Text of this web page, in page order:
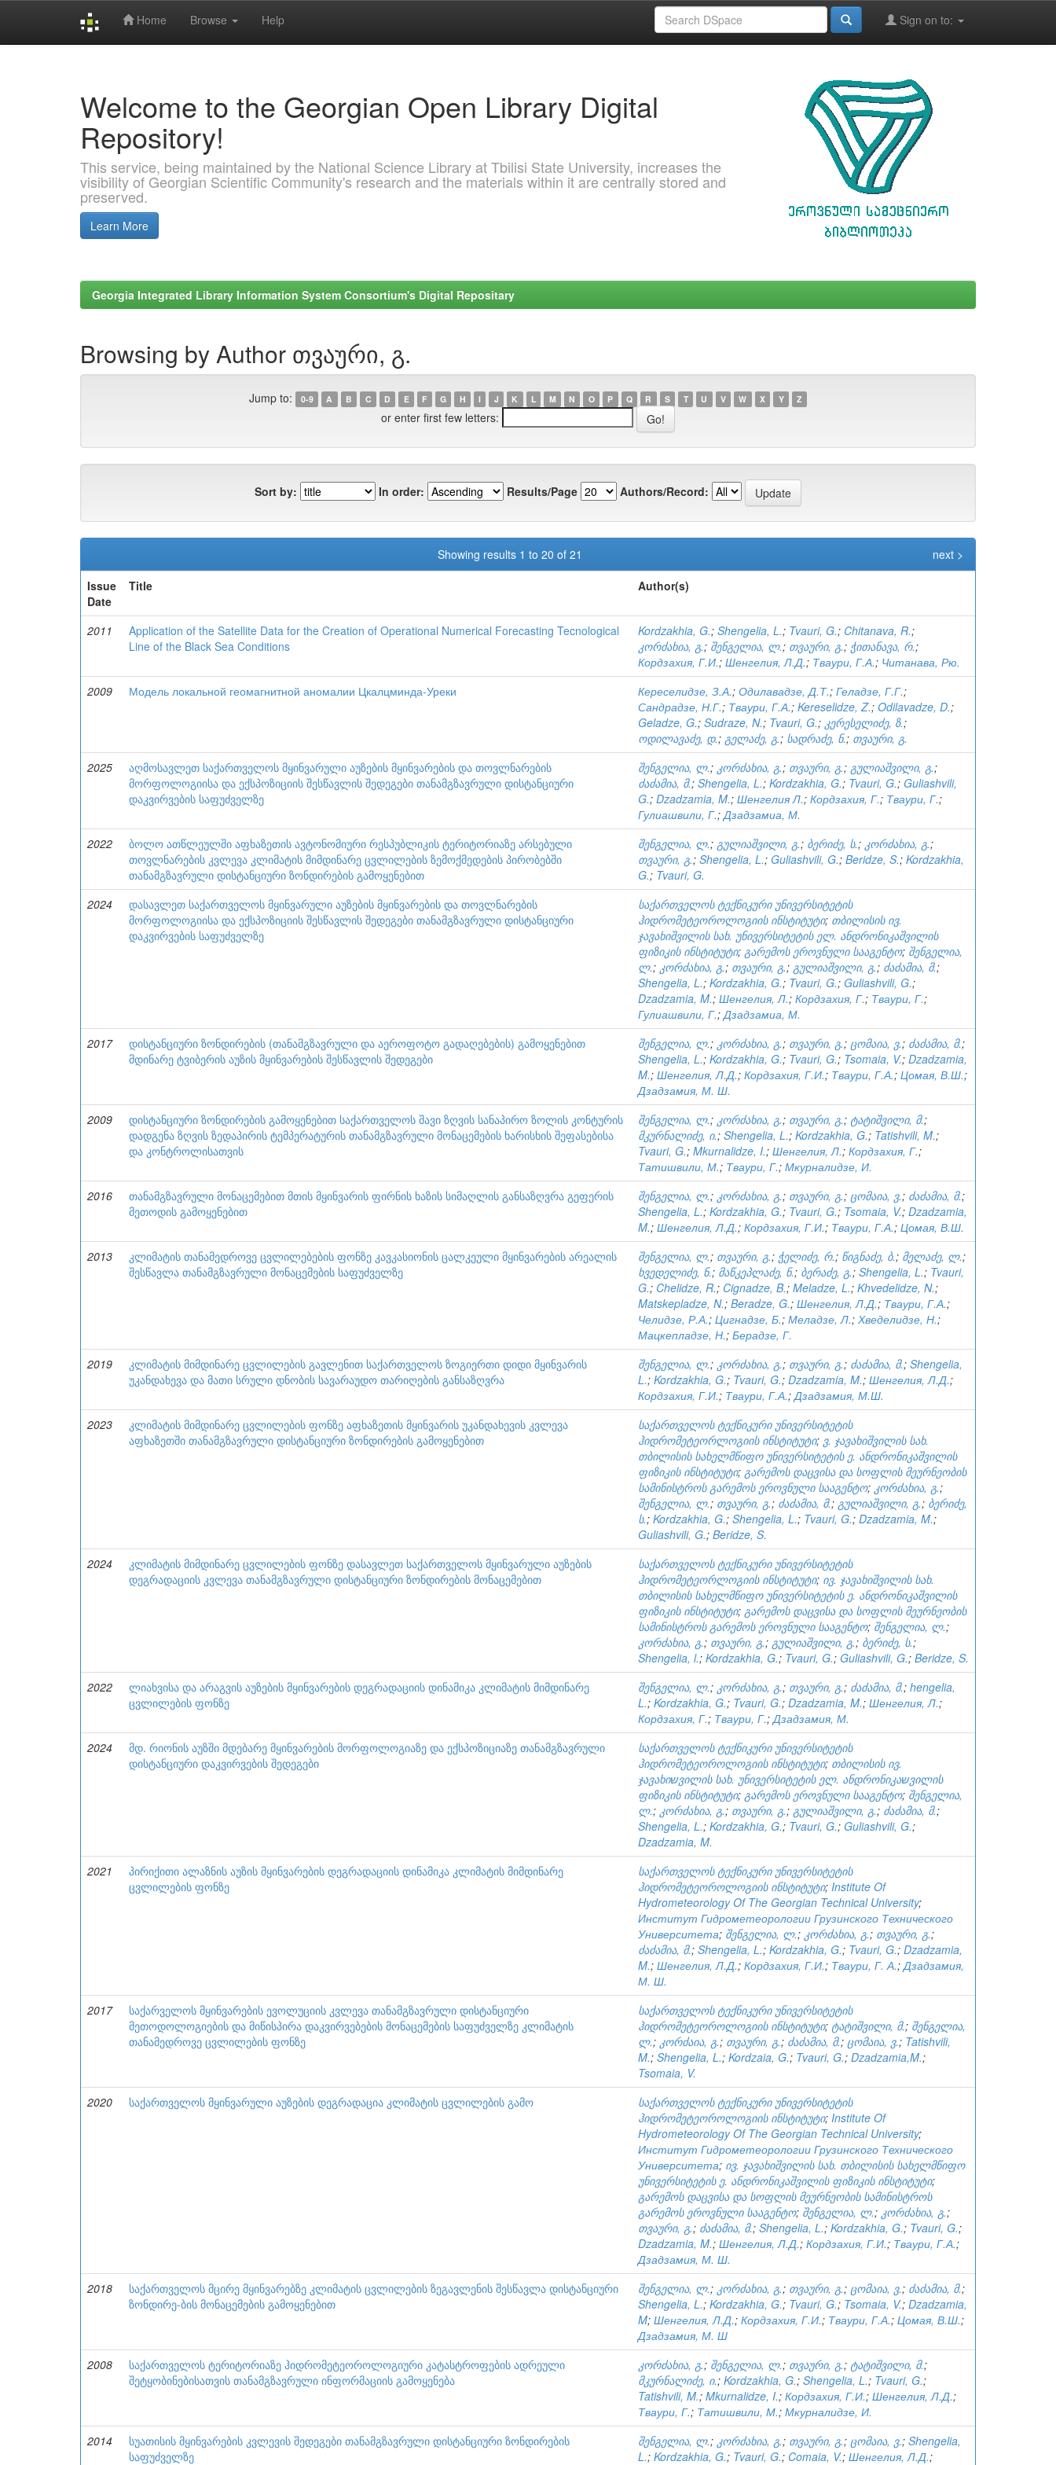
Home Browse Help Sign on to:
Welcome to the Georgian Open Library Digital
Repository!
This service, being maintained by the National Science Library at Tbilisi State University, increases the
visibility of Georgian Scientific Community's research and the materials within it are centrally stored and
preserved.
Learn More
Georgia Integrated Library Information System Consortium's Digital Repositary
Browsing by Author თვაური, გ.
Jump to: 0-9 A B C D E F G H I J K L M N O P Q R S T U V W X Y Z
or enter first few letters:
Sort by: In order: Results/Page Authors/Record:
Showing results 1 to 20 of 21
next >
Issue
Date
Title Author(s)
2011
Application of the Satellite Data for the Creation of Operational Numerical Forecasting Tecnological
Line of the Black Sea Conditions
Kordzakhia, G.; Shengelia, L.; Tvauri, G.; Chitanava, R.;
კორძახია, გ.; შენგელია, ლ.; თვაური, გ.; ჭითანავა, რ.;
Кордзахия, Г.И.; Шенгелия, Л.Д.; Тваури, Г.А.; Читанава, Рю.
2009
Модель локальной геомагнитной аномалии Цкалцминда-Уреки Кереселидзе, З.А.; Одилавадзе, Д.Т.; Геладзе, Г.Г.;
Сандрадзе, Н.Г.; Тваури, Г.А.; Kereselidze, Z.; Odilavadze, D.;
Geladze, G.; Sudraze, N.; Tvauri, G.; კერესელიძე, ზ.;
ოდილავაძე, დ.; გელაძე, გ.; სადრაძე, ნ.; თვაური, გ.
2025
აღმოსავლეთ საქართველოს მყინვარული აუზების მყინვარების და თოვლნარების
მორფოლოგიისა და ექსპოზიციის შესწავლის შედეგები თანამგზავრული დისტანციური
დაკვირვების საფუძველზე
შენგელია, ლ.; კორძახია, გ.; თვაური, გ.; გულიაშვილი, გ.;
ძაძამია, მ.; Shengelia, L.; Kordzakhia, G.; Tvauri, G.; Guliashvili,
G.; Dzadzamia, M.; Шенгелия Л.; Кордзахия, Г.; Тваури, Г.;
Гулиашвили, Г.;Дзадзамиа, М.
2022
ბოლო ათწლეულში აფხაზეთის ავტონომიური რესპუბლიკის ტერიტორიაზე არსებული
თოვლნარების კვლევა კლიმატის მიმდინარე ცვლილების ზემოქმედების პირობებში
თანამგზავრული დისტანციური ზონდირების გამოყენებით
შენგელია, ლ.; გულიაშვილი, გ.; ბერიძე, ს.; კორძახია, გ.;
თვაური, გ.; Shengelia, L.; Guliashvili, G.; Beridze, S.; Kordzakhia,
G.; Tvauri, G.
2024
დასავლეთ საქართველოს მყინვარული აუზების მყინვარების და თოვლნარების
მორფოლოგიისა და ექსპოზიციის შესწავლის შედეგები თანამგზავრული დისტანციური
დაკვირვების საფუძველზე
საქართველოს ტექნიკური უნივერსიტეტის
ჰიდრომეტეოროლოგიის ინსტიტუტი; თბილისის ივ.
ჯავახიშვილის სახ. უნივერსიტეტის ელ. ანდრონიკაშვილის
ფიზიკის ინსტიტუტი; გარემოს ეროვნული სააგენტო; შენგელია,
ლ.; კორძახია, გ.; თვაური, გ.; გულიაშვილი, გ.; ძაძამია, მ.;
Shengelia, L.; Kordzakhia, G.; Tvauri, G.; Guliashvili, G.;
Dzadzamia, M.; Шенгелия, Л.; Кордзахия, Г.; Тваури, Г.;
Гулиашвили, Г.;Дзадзамиа, М.
2017
დისტანციური ზონდირების (თანამგზავრული და აეროფოტო გადაღებების) გამოყენებით
მდინარე ტვიბერის აუზის მყინვარების შესწავლის შედეგები
შენგელია, ლ.; კორძახია, გ.; თვაური, გ.; ცომაია, ვ.; ძაძამია, მ.;
Shengelia, L.; Kordzakhia, G.; Tvauri, G.; Tsomaia, V.; Dzadzamia,
M.; Шенгелия, Л.Д.; Кордзахия, Г.И.; Тваури, Г.А.; Цомая, В.Ш.;
Дзадзамия, М. Ш.
2009
დისტანციური ზონდირების გამოყენებით საქართველოს შავი ზღვის სანაპირო ზოლის კონტურის
დადგენა ზღვის ზედაპირის ტემპერატურის თანამგზავრული მონაცემების ხარისხის შეფასებისა
და კონტროლისათვის
შენგელია, ლ.; კორძახია, გ.; თვაური, გ.; ტატიშვილი, მ.;
მკურნალიძე, ი.; Shengelia, L.; Kordzakhia, G.; Tatishvili, M.;
Tvauri, G.; Mkurnalidze, I.; Шенгелия, Л.; Кордзахия, Г.;
Татишвили, М.; Тваури, Г.; Мкурналидзе, И.
2016
თანამგზავრული მონაცემებით მთის მყინვარის ფირნის ხაზის სიმაღლის განსაზღვრა გეფერის
მეთოდის გამოყენებით
შენგელია, ლ.; კორძახია, გ.; თვაური, გ.; ცომაია, ვ.; ძაძამია, მ.;
Shengelia, L.; Kordzakhia, G.; Tvauri, G.; Tsomaia, V.; Dzadzamia,
M.; Шенгелия, Л.Д.; Кордзахия, Г.И.; Тваури, Г.А.; Цомая, В.Ш.
2013
კლიმატის თანამედროვე ცვლილებების ფონზე კავკასიონის ცალკეული მყინვარების არეალის
შესწავლა თანამგზავრული მონაცემების საფუძველზე
შენგელია, ლ.; თვაური, გ.; ჭელიძე, რ.; წიგნაძე, ბ.; მელაძე, ლ.;
ხვედელიძე, ნ.; მაწკეპლაძე, ნ.; ბერაძე, გ.; Shengelia, L.; Tvauri,
G.; Chelidze, R.; Cignadze, B.; Meladze, L.; Khvedelidze, N.;
Matskepladze, N.; Beradze, G.; Шенгелия, Л.Д.; Тваури, Г.А.;
Челидзе, Р.А.; Цигнадзе, Б.; Меладзе, Л.; Хведелидзе, Н.;
Мацкепладзе, Н.; Берадзе, Г.
2019
კლიმატის მიმდინარე ცვლილების გავლენით საქართველოს ზოგიერთი დიდი მყინვარის
უკანდახევა და მათი სრული დნობის სავარაუდო თარიღების განსაზღვრა
შენგელია, ლ.; კორძახია, გ.; თვაური, გ.; ძაძამია, მ.; Shengelia,
L.; Kordzakhia, G.; Tvauri, G.; Dzadzamia, M.; Шенгелия, Л.Д.;
Кордзахия, Г.И.; Тваури, Г.А.;Дзадзамия, М.Ш.
2023
კლიმატის მიმდინარე ცვლილების ფონზე აფხაზეთის მყინვარის უკანდახევის კვლევა
აფხაზეთში თანამგზავრული დისტანციური ზონდირების გამოყენებით
საქართველოს ტექნიკური უნივერსიტეტის
ჰიდრომეტეორლოგიის ინსტიტუტი; ვ. ჯავახიშვილის სახ.
თბილისის სახელმწიფო უნივერსიტეტის ე. ანდრონიკაშვილის
ფიზიკის ინსტიტუტი; გარემოს დაცვისა და სოფლის მეურნეობის
სამინისტროს გარემოს ეროვნული სააგენტო; კორძახია, გ.;
შენგელია, ლ.; თვაური, გ.; ძაძამია, მ.; გულიაშვილი, გ.; ბერიძე,
ს.; Kordzakhia, G.; Shengelia, L.; Tvauri, G.; Dzadzamia, M.;
Guliashvili, G.; Beridze, S.
2024
კლიმატის მიმდინარე ცვლილების ფონზე დასავლეთ საქართველოს მყინვარული აუზების
დეგრადაციის კვლევა თანამგზავრული დისტანციური ზონდირების მონაცემებით
საქართველოს ტექნიკური უნივერსიტეტის
ჰიდრომეტეორლოგიის ინსტიტუტი; ივ. ჯავახიშვილის სახ.
თბილისის სახელმწიფო უნივერსიტეტის ე. ანდრონიკაშვილის
ფიზიკის ინსტიტუტი; გარემოს დაცვისა და სოფლის მეურნეობის
სამინისტროს გარემოს ეროვნული სააგენტო; შენგელია, ლ.;
კორძახია, გ.; თვაური, გ.; გულიაშვილი, გ.; ბერიძე, ს.;
Shengelia, l.; Kordzakhia, G.; Tvauri, G.; Guliashvili, G.; Beridze, S.
2022
ლიახვისა და არაგვის აუზების მყინვარების დეგრადაციის დინამიკა კლიმატის მიმდინარე
ცვლილების ფონზე
შენგელია, ლ.; კორძახია, გ.; თვაური, გ.; ძაძამია, მ.; hengelia,
L.; Kordzakhia, G.; Tvauri, G.; Dzadzamia, M.; Шенгелия, Л.;
Кордзахия, Г.; Тваури, Г.;Дзадзамия, М.
2024
მდ. რიონის აუზში მდებარე მყინვარების მორფოლოგიაზე და ექსპოზიციაზე თანამგზავრული
დისტანციური დაკვირვების შედეგები
საქართველოს ტექნიკური უნივერსიტეტის
ჰიდრომეტეოროლოგიის ინსტიტუტი; თბილისის ივ.
ჯავახიשვილის სახ. უნივერსიტეტის ელ. ანდრონიკაשვილის
ფიზიკის ინსტიტუტი; გარემოს ეროვნული სააგენტო; შენგელია,
ლ.; კორძახია, გ.; თვაური, გ.; გულიაშვილი, გ.; ძაძამია, მ.;
Shengelia, L.; Kordzakhia, G.; Tvauri, G.; Guliashvili, G.;
Dzadzamia, M.
2021
პირიქითი ალაზნის აუზის მყინვარების დეგრადაციის დინამიკა კლიმატის მიმდინარე
ცვლილების ფონზე
საქართველოს ტექნიკური უნივერსიტეტის
ჰიდრომეტეოროლოგიის ინსტიტუტი; Institute Of
Hydrometeorology Of The Georgian Technical University;
Институт Гидрометеорологии Грузинского Технического
Университета; შენგელია, ლ.; კორძახია, გ.; თვაური, გ.;
ძაძამია, მ.; Shengelia, L.; Kordzakhia, G.; Tvauri, G.; Dzadzamia,
M.; Шенгелия, Л.Д.; Кордзахия, Г.И.; Тваури, Г. А.;Дзадзамия,
М. Ш.
2017
საქარველოს მყინვარების ევოლუციის კვლევა თანამგზავრული დისტანციური
მეთოდოლოგიების და მიწისპირა დაკვირვებების მონაცემების საფუძველზე კლიმატის
თანამედროვე ცვლილების ფონზე
საქართველოს ტექნიკური უნივერსიტეტის
ჰიდრომეტეოროლოგიის ინსტიტუტი; ტატიშვილი, მ.; შენგელია,
ლ.; კორძაია, გ.; თვაური, გ.; ძაძამია, მ.; ცომაია, ვ.; Tatishvili,
M.; Shengelia, L.; Kordzaia, G.; Tvauri, G.; Dzadzamia,M.;
Tsomaia, V.
2020
საქართველოს მყინვარული აუზების დეგრადაცია კლიმატის ცვლილების გამო
საქართველოს ტექნიკური უნივერსიტეტის
ჰიდრომეტეოროლოგიის ინსტიტუტი; Institute Of
Hydrometeorology Of The Georgian Technical University;
Институт Гидрометеорологии Грузинского Технического
Университета; ივ. ჯავახიშვილის სახ. თბილისის სახელმწიფო
უნივერსიტეტის ე. ანდრონიკაშვილის ფიზიკის ინსტიტუტი;
გარემოს დაცვისა და სოფლის მეურნეობის სამინისტროს
გარემოს ეროვნული სააგენტო; შენგელია, ლ.; კორძახია, გ.;
თვაური, გ.; ძაძამია, მ.; Shengelia, L.; Kordzakhia, G.; Tvauri, G.;
Dzadzamia, M.; Шенгелия, Л.Д.; Кордзахия, Г.И.; Тваури, Г.А.;
Дзадзамия, М. Ш.
2018
საქართველოს მცირე მყინვარებზე კლიმატის ცვლილების ზეგავლენის შესწავლა დისტანციური
ზონდირე-ბის მონაცემების გამოყენებით
შენგელია, ლ.; კორძახია, გ.; თვაური, გ.; ცომაია, ვ.; ძაძამია, მ.;
Shengelia, L.; Kordzakhia, G.; Tvauri, G.; Tsomaia, V.; Dzadzamia,
M; Шенгелия, Л.Д.; Кордзахия, Г.И.; Тваури, Г.А.; Цомая, В.Ш.;
Дзадзамия, М. Ш
2008
საქართველოს ტერიტორიაზე ჰიდრომეტეოროლოგიური კატასტროფების ადრეული
შეტყობინებისათვის თანამგზავრული ინფორმაციის გამოყენება
კორძახია, გ.; შენგელია, ლ.; თვაური, გ.; ტატიშვილი, მ.;
მკურნალიძე, ი.; Kordzakhia, G.; Shengelia, L.; Tvauri, G.;
Tatishvili, M.; Mkurnalidze, I.; Кордзахия, Г.И.; Шенгелия, Л.Д.;
Тваури, Г.; Татишвили, М.; Мкурналидзе, И.
2014
სუათისის მყინვარების კვლევის შედეგები თანამგზავრული დისტანციური ზონდირების
საფუძველზე
შენგელია, ლ.; კორძახია, გ.; თვაური, გ.; ცომაია, ვ.; Shengelia,
L.; Kordzakhia, G.; Tvauri, G.; Comaia, V.; Шенгелия, Л.Д.;